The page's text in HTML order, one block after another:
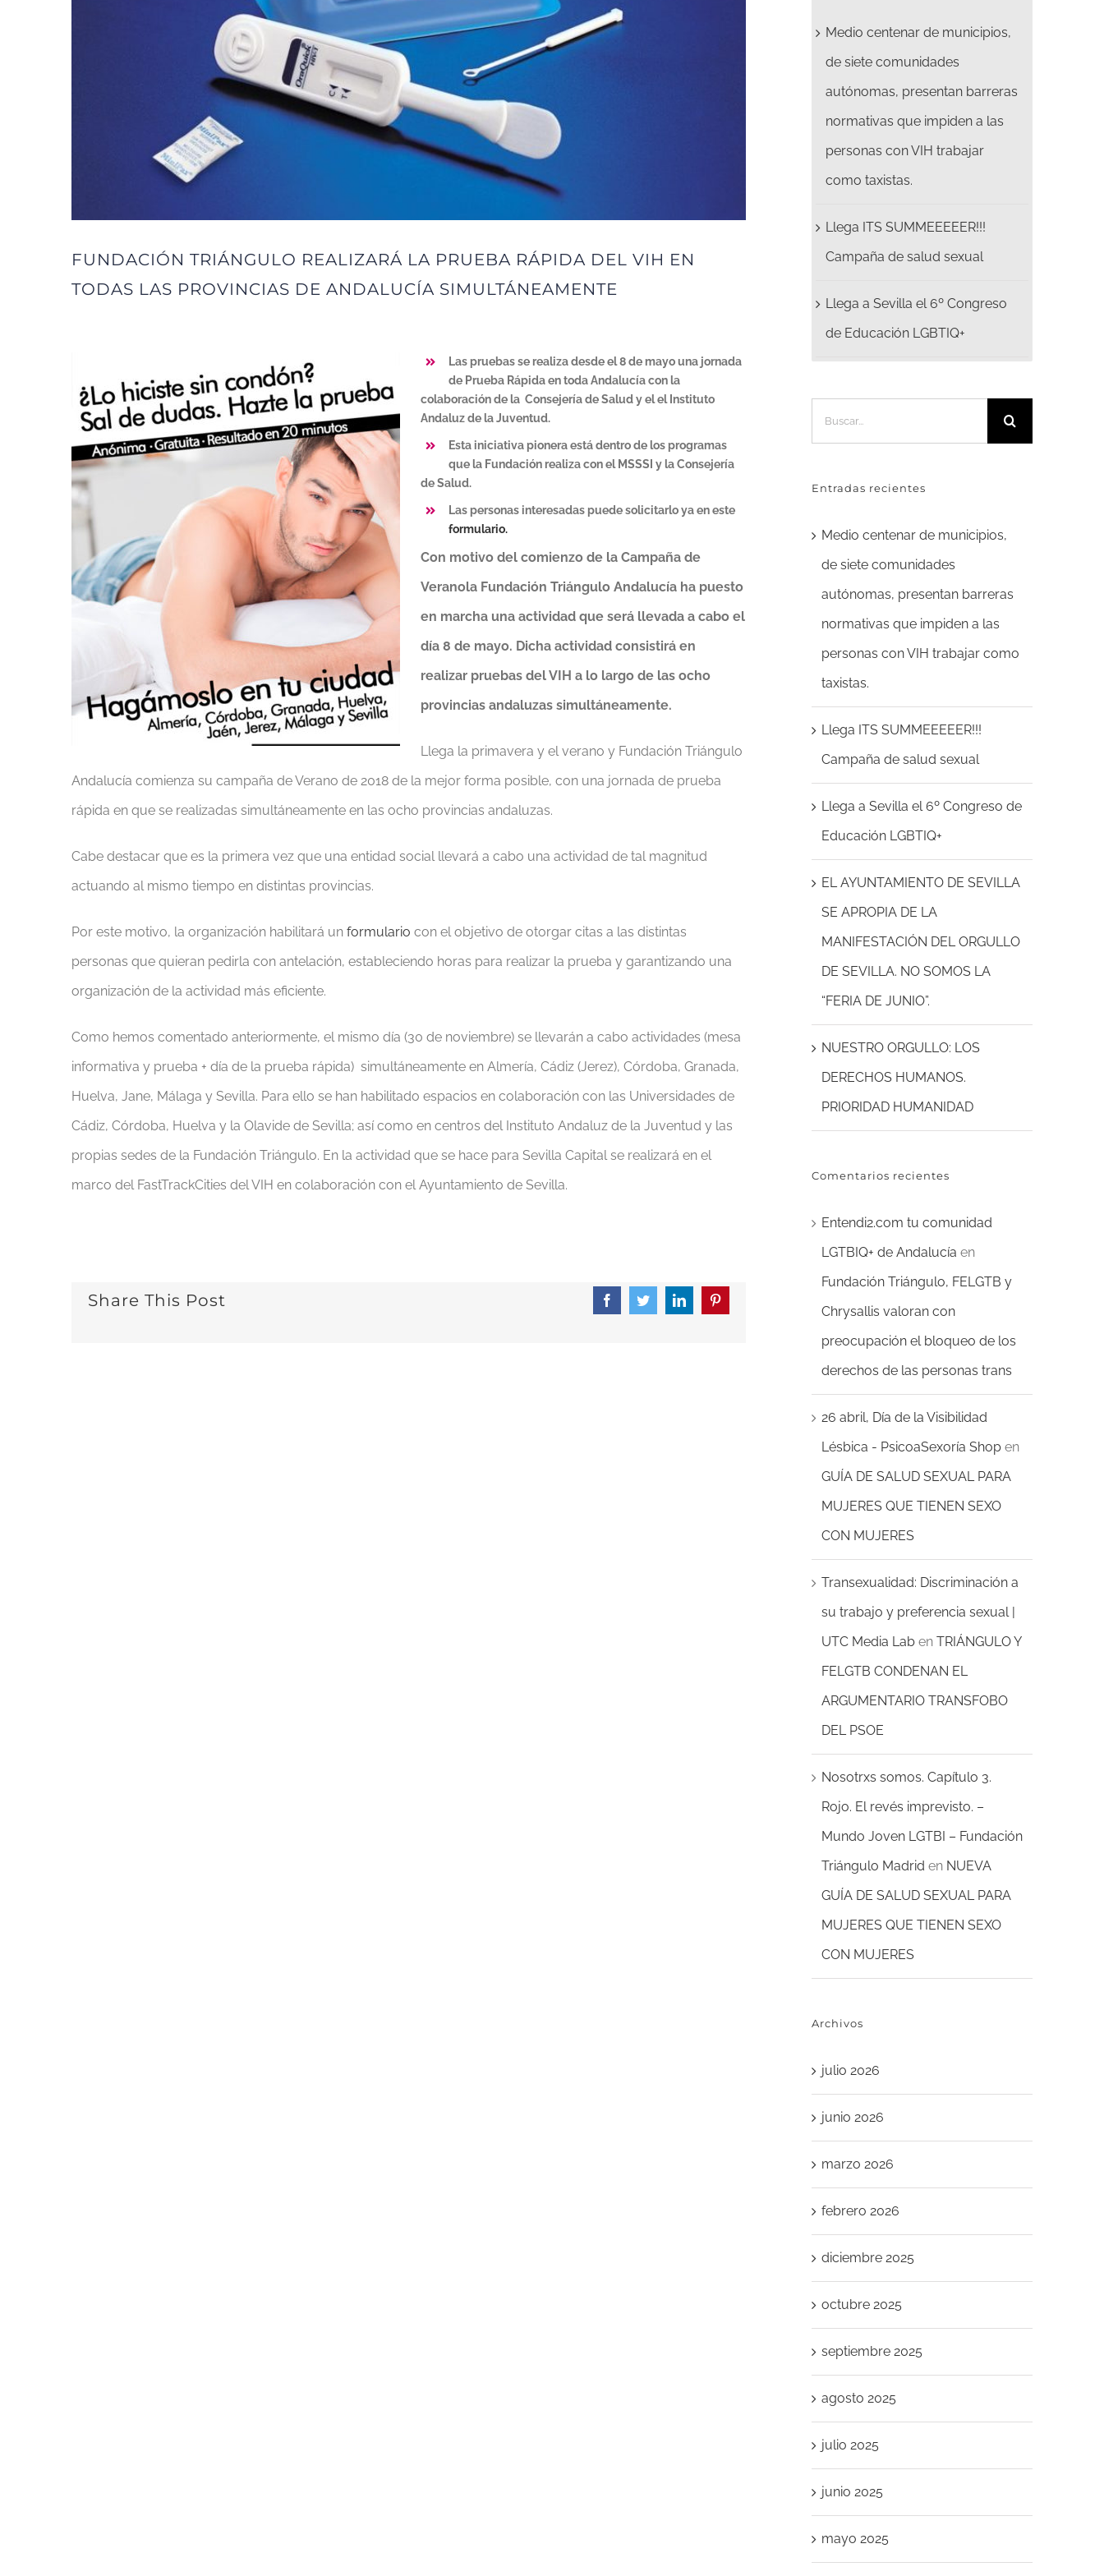
FUNDACIÓN TRIÁNGULO REALIZARÁ LA PRUEBA RÁPIDA DEL VIH EN
TODAS LAS PROVINCIAS DE ANDALUCÍA SIMULTÁNEAMENTE
Las pruebas se realiza desde el 8 de mayo una jornada
de Prueba Rápida en toda Andalucía con la
colaboración de la Consejería de Salud y el el Instituto
Andaluz de la Juventud.
Esta iniciativa pionera está dentro de los programas
que la Fundación realiza con el MSSSI y la Consejería
de Salud.
Las personas interesadas puede solicitarlo ya en este
formulario.
Con motivo del comienzo de la Campaña de
Veranola Fundación Triángulo Andalucía ha puesto
en marcha una actividad que será llevada a cabo el
día 8 de mayo. Dicha actividad consistirá en
realizar pruebas del VIH a lo largo de las ocho
provincias andaluzas simultáneamente.
Llega la primavera y el verano y Fundación Triángulo
Andalucía comienza su campaña de Verano de 2018 de la mejor forma posible, con una jornada de prueba
rápida en que se realizadas simultáneamente en las ocho provincias andaluzas.
Cabe destacar que es la primera vez que una entidad social llevará a cabo una actividad de tal magnitud
actuando al mismo tiempo en distintas provincias.
Por este motivo, la organización habilitará un formulario con el objetivo de otorgar citas a las distintas
personas que quieran pedirla con antelación, estableciendo horas para realizar la prueba y garantizando una
organización de la actividad más eficiente.
Como hemos comentado anteriormente, el mismo día (30 de noviembre) se llevarán a cabo actividades (mesa
informativa y prueba + día de la prueba rápida) simultáneamente en Almería, Cádiz (Jerez), Córdoba, Granada,
Huelva, Jane, Málaga y Sevilla. Para ello se han habilitado espacios en colaboración con las Universidades de
Cádiz, Córdoba, Huelva y la Olavide de Sevilla; así como en centros del Instituto Andaluz de la Juventud y las
propias sedes de la Fundación Triángulo. En la actividad que se hace para Sevilla Capital se realizará en el
marco del FastTrackCities del VIH en colaboración con el Ayuntamiento de Sevilla.
Share This Post FacebookTwitterLinkedInPinterest
Medio centenar de municipios,
de siete comunidades
autónomas, presentan barreras
normativas que impiden a las
personas con VIH trabajar
como taxistas.
Llega ITS SUMMEEEEER!!!
Campaña de salud sexual
Llega a Sevilla el 6º Congreso
de Educación LGBTIQ+
Entradas recientes
Medio centenar de municipios,
de siete comunidades
autónomas, presentan barreras
normativas que impiden a las
personas con VIH trabajar como
taxistas.
Llega ITS SUMMEEEEER!!!
Campaña de salud sexual
Llega a Sevilla el 6º Congreso de
Educación LGBTIQ+
EL AYUNTAMIENTO DE SEVILLA
SE APROPIA DE LA
MANIFESTACIÓN DEL ORGULLO
DE SEVILLA. NO SOMOS LA
“FERIA DE JUNIO”.
NUESTRO ORGULLO: LOS
DERECHOS HUMANOS.
PRIORIDAD HUMANIDAD
Comentarios recientes
Entendi2.com tu comunidad
LGTBIQ+ de Andalucía en
Fundación Triángulo, FELGTB y
Chrysallis valoran con
preocupación el bloqueo de los
derechos de las personas trans
26 abril, Día de la Visibilidad
Lésbica - PsicoaSexoría Shopen
GUÍA DE SALUD SEXUAL PARA
MUJERES QUE TIENEN SEXO
CON MUJERES
Transexualidad: Discriminación a
su trabajo y preferencia sexual |
UTC Media Laben TRIÁNGULO Y
FELGTB CONDENAN EL
ARGUMENTARIO TRANSFOBO
DEL PSOE
Nosotrxs somos. Capítulo 3.
Rojo. El revés imprevisto. –
Mundo Joven LGTBI – Fundación
Triángulo Madrid en NUEVA
GUÍA DE SALUD SEXUAL PARA
MUJERES QUE TIENEN SEXO
CON MUJERES
Archivos
julio 2026
junio 2026
marzo 2026
febrero 2026
diciembre 2025
octubre 2025
septiembre 2025
agosto 2025
julio 2025
junio 2025
mayo 2025